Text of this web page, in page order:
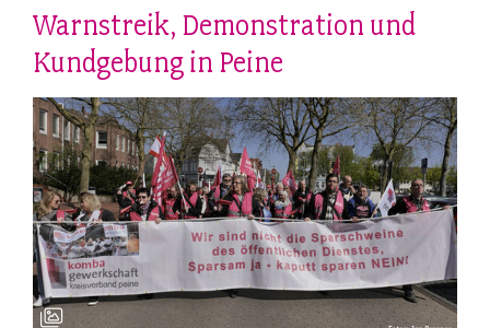
Warnstreik, Demonstration und
Kundgebung in Peine